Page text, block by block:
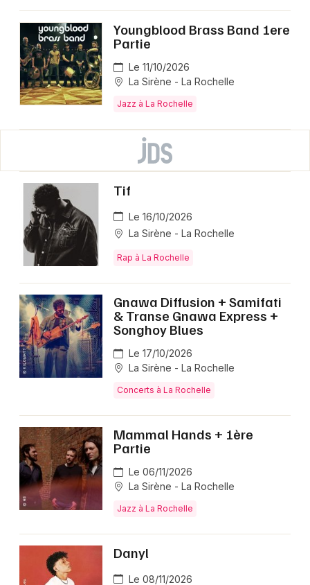
Youngblood Brass Band 1ere
Partie
Le 11/10/2026
La Sirène - La Rochelle
Jazz à La Rochelle
Tif
Le 16/10/2026
La Sirène - La Rochelle
Rap à La Rochelle
Gnawa Diffusion + Samifati
& Transe Gnawa Express +
Songhoy Blues
Le 17/10/2026
La Sirène - La Rochelle
Concerts à La Rochelle
Mammal Hands + 1ère
Partie
Le 06/11/2026
La Sirène - La Rochelle
Jazz à La Rochelle
Danyl
Le 08/11/2026